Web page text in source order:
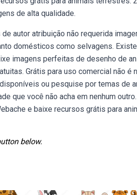
de alta qualidade.
autor atribuição não requerida
domésticos como selvagens.
imagens perfeitas de desenho de
Grátis para uso comercial não é
ou pesquise por temas de
que você não acha em nenhum
e baixe recursos grátis para
below.